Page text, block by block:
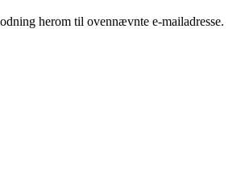
herom til ovennævnte e-mailadresse.